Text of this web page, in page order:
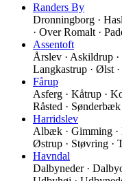
Randers By
Dronningborg ·
· Over Romalt ·
Assentoft
Årslev · Askildrup
Langkastrup · Ølst
Fårup
Asferg · Kåtrup ·
Råsted · Sønderbæk
Harridslev
Albæk · Gimming ·
Østrup · Støvring ·
Havndal
Dalbyneder ·